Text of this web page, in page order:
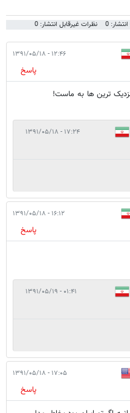
0 نظرات غیرقابل انتشار: 0
۱۲:۴۶ - ۱۳۹۱/۰۵/۱۸
پاسخ
ترین ها به ماست!
۱۷:۲۴ - ۱۳۹۱/۰۵/۱۸
۱۶:۱۲ - ۱۳۹۱/۰۵/۱۸
پاسخ
۰۱:۴۱ - ۱۳۹۱/۰۵/۱۹
۱۷:۰۵ - ۱۳۹۱/۰۵/۱۸
پاسخ